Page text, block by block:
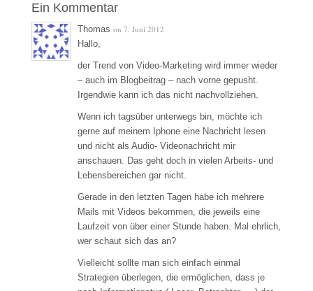
Ein Kommentar
Thomas on 7. Juni 2012
Hallo,
der Trend von Video-Marketing wird immer wieder
– auch im Blogbeitrag – nach vorne gepusht.
Irgendwie kann ich das nicht nachvollziehen.
Wenn ich tagsüber unterwegs bin, möchte ich
gerne auf meinem Iphone eine Nachricht lesen
und nicht als Audio- Videonachricht mir
anschauen. Das geht doch in vielen Arbeits- und
Lebensbereichen gar nicht.
Gerade in den letzten Tagen habe ich mehrere
Mails mit Videos bekommen, die jeweils eine
Laufzeit von über einer Stunde haben. Mal ehrlich,
wer schaut sich das an?
Vielleicht sollte man sich einfach einmal
Strategien überlegen, die ermöglichen, dass je